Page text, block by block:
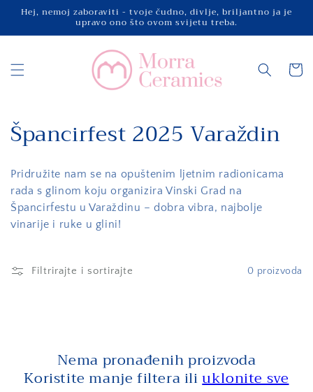
na
Hej, nemoj zaboraviti - tvoje čudno, divlje, briljantno ja je
upravo ono što ovom svijetu treba.
K
o
l
e
c
Špancirfest 2025 Varaždin
Pridružite nam se na opuštenim ljetnim radionicama
rada s glinom koju organizira Vinski Grad na
Špancirfestu u Varaždinu – dobra vibra, najbolje
vinarije i ruke u glini!
Filtrirajte i sortirajte 0 proizvoda
Nema pronađenih proizvoda
Koristite manje filtera iliuklonite sve